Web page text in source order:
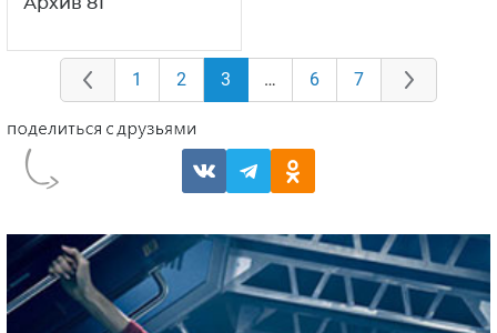
Архив 81
1 2 3 … 6 7